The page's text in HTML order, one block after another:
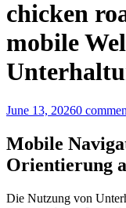
chicken
mobile
June 13, 20260
Mobile
Orientierung
Die Nutzung von